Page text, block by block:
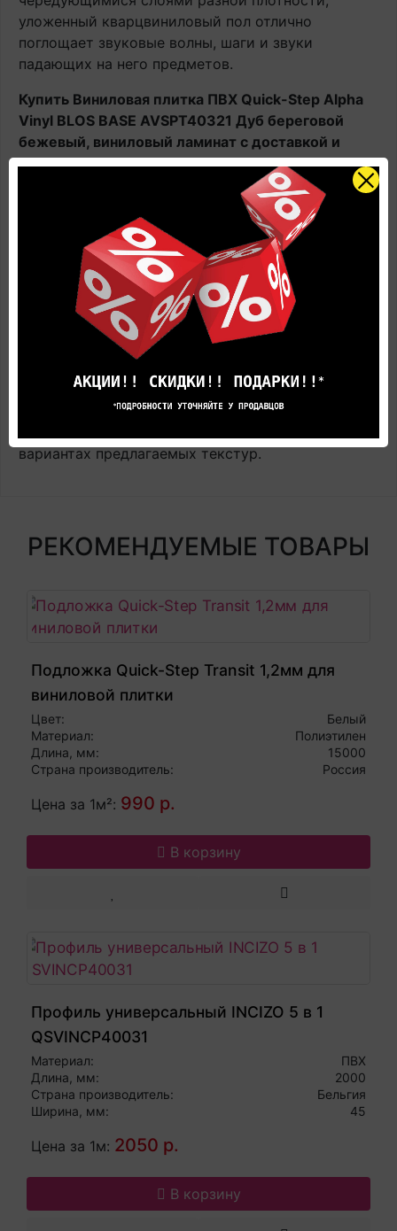
уложенный кварцвиниловый пол отлично
поглощает звуковые волны, шаги и звуки
падающих на него предметов.
Купить Виниловая плитка ПВХ Quick-Step Alpha
Vinyl BLOS BASE AVSPT40321 Дуб береговой
бежевый, виниловый ламинат с доставкой и
укладкой по цене производителявы всегда
сможете Online в этом каталоге или в нашем
салоне официального дилера Квик Степ.
Наличие: В наличии на главном складе, срок
поставки 1-3 рабочих дня.
Оплачивайте товар онлайн. Так будет дешевле!
Цена в салоне может быть отличной от указанной
Представленные на фотографиях цвета товара
могут не совпадают с реальными, а лишь дают
вариантах предлагаемых текстур.
РЕКОМЕНДУЕМЫЕ ТОВАРЫ
Подложка Quick-Step Transit 1,2мм для
виниловой плитки
Цвет:
Белый
Материал:
Полиэтилен
Длина, мм:
15000
Страна производитель:
Россия
Цена за 1м²: 990 р.
В корзину
Профиль универсальный INCIZO 5 в 1
QSVINCP40031
Материал:
ПВХ
Длина, мм:
2000
Страна производитель:
Бельгия
Ширина, мм:
45
Цена за 1м: 2050 р.
В корзину